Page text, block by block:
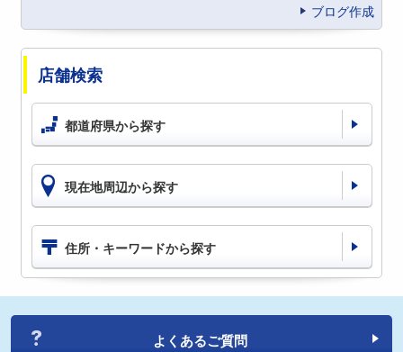
ブログ作成
店舗検索
都道府県から探す
現在地周辺から探す
住所・キーワードから探す
よくあるご質問